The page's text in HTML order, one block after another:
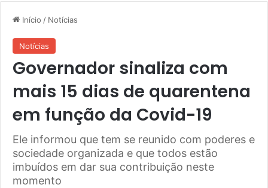
Início / Notícias
Notícias
Governador sinaliza com
mais 15 dias de quarentena
em função da Covid-19
Ele informou que tem se reunido com poderes e
sociedade organizada e que todos estão
imbuídos em dar sua contribuição neste
momento